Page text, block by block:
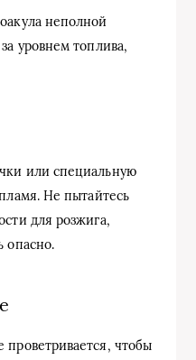
неполной
уровнем топлива,
или специальную
Не пытайтесь
для розжига,
опасно.
чтобы